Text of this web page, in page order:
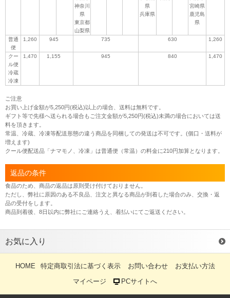
神奈川
県
東京都
山梨県
県
兵庫県
宮崎県
鹿児島
県
普通
便
1,260 945 735 630 1,260
クー
ル便
冷蔵
冷凍
1,470 1,155 945 840 1,470
ご注意
お買い上げ金額が5,250円(税込)以上の場合、送料は無料です。
ギフト等で先様へ送られる場合もご注文金額が5,250円(税込)未満の場合においては送
料を頂きます。
常温、冷蔵、冷凍等配送形態の違う商品を同梱しての発送は不可です。(個口・送料が
増えます)
クール便配送品「ナマモノ、冷凍」は普通便（常温）の料金に210円加算となります。
返品の条件
食品のため、商品の返品は原則受け付けておりません。
ただし、弊社に原因のある不良品、注文と異なる商品が到着した場合のみ、交換・返
品の受付をします。
商品到着後、8日以内に弊社にご連絡うえ、着払いにてご返送ください。
お気に入り
HOME 特定商取引法に基づく表示 お問い合わせ
お支払い方法
マイページ
PCサイトへ